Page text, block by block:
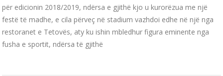
për edicionin 2018/2019, ndërsa e gjithë kjo u kurorëzua me një
festë të madhe, e cila përveç në stadium vazhdoi edhe në një nga
restoranet e Tetovës, aty ku ishin mbledhur figura eminente nga
fusha e sportit, ndërsa të gjithë